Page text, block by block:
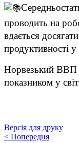
проводить на
вдається
продуктивності у
Норвезький ВВП
показником у
Версія для друку
< Попередня